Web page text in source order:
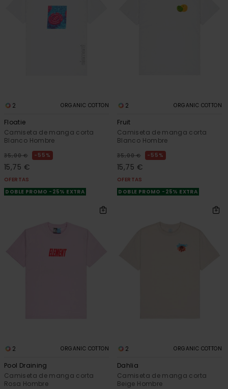
2 ORGANIC COTTON
Floatie
Camiseta de manga corta
Blanco Hombre
35,00 € 55%
15,75 €
OFERTAS
DOBLE PROMO -25% EXTRA
2 ORGANIC COTTON
Fruit
Camiseta de manga corta
Blanco Hombre
35,00 € 55%
15,75 €
OFERTAS
DOBLE PROMO -25% EXTRA
2 ORGANIC COTTON
Pool Draining
Camiseta de manga corta
Rosa Hombre
2 ORGANIC COTTON
Dahlia
Camiseta de manga corta
Beige Hombre